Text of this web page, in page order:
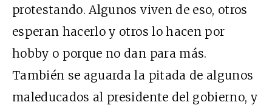
protestando. Algunos viven de eso, otros
esperan hacerlo y otros lo hacen por
hobby o porque no dan para más.
También se aguarda la pitada de algunos
maleducados al presidente del gobierno, y